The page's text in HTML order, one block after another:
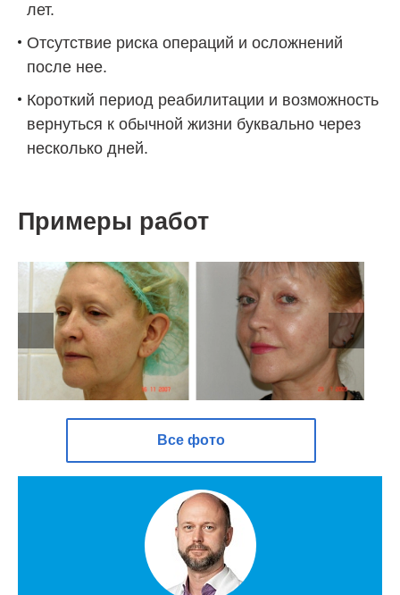
лет.
Отсутствие риска операций и осложнений
после нее.
Короткий период реабилитации и возможность
вернуться к обычной жизни буквально через
несколько дней.
Примеры работ
Все фото